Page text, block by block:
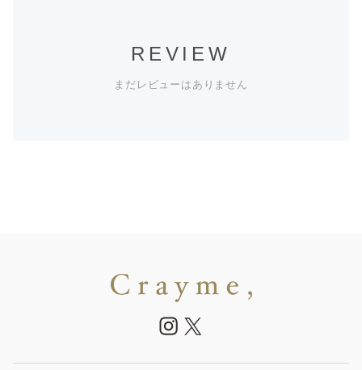
REVIEW
まだレビューはありません